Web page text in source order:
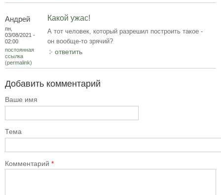
Андрей
пн,
03/08/2021 -
02:00
постоянная
ссылка
(permalink)
Какой ужас!
А тот человек, который разрешил построить такое -
он вообще-то зрячий?
ответить
Добавить комментарий
Ваше имя
Тема
Комментарий *